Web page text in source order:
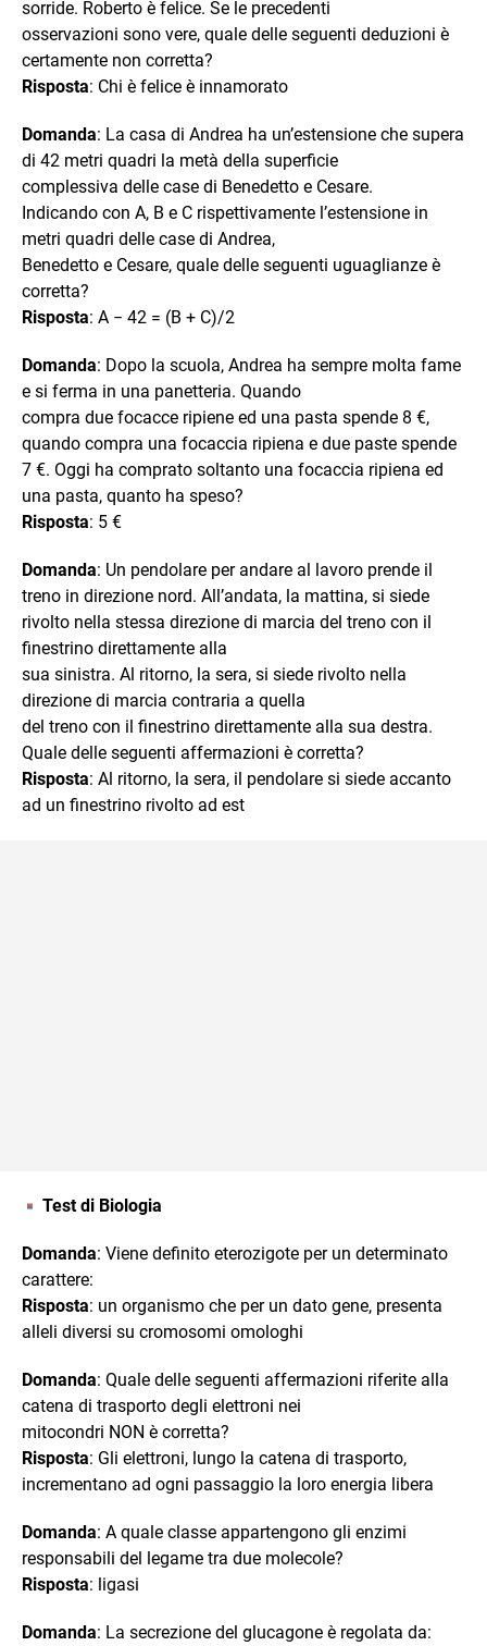
sorride. Roberto è felice. Se le precedenti
osservazioni sono vere, quale delle seguenti deduzioni è
certamente non corretta?
Risposta: Chi è felice è innamorato
Domanda: La casa di Andrea ha un’estensione che supera
di 42 metri quadri la metà della superficie
complessiva delle case di Benedetto e Cesare.
Indicando con A, B e C rispettivamente l’estensione in
metri quadri delle case di Andrea,
Benedetto e Cesare, quale delle seguenti uguaglianze è
corretta?
Risposta: A − 42 = (B + C)/2
Domanda: Dopo la scuola, Andrea ha sempre molta fame
e si ferma in una panetteria. Quando
compra due focacce ripiene ed una pasta spende 8 €,
quando compra una focaccia ripiena e due paste spende
7 €. Oggi ha comprato soltanto una focaccia ripiena ed
una pasta, quanto ha speso?
Risposta: 5 €
Domanda: Un pendolare per andare al lavoro prende il
treno in direzione nord. All’andata, la mattina, si siede
rivolto nella stessa direzione di marcia del treno con il
finestrino direttamente alla
sua sinistra. Al ritorno, la sera, si siede rivolto nella
direzione di marcia contraria a quella
del treno con il finestrino direttamente alla sua destra.
Quale delle seguenti affermazioni è corretta?
Risposta: Al ritorno, la sera, il pendolare si siede accanto
ad un finestrino rivolto ad est
Test di Biologia
Domanda: Viene definito eterozigote per un determinato
carattere:
Risposta: un organismo che per un dato gene, presenta
alleli diversi su cromosomi omologhi
Domanda: Quale delle seguenti affermazioni riferite alla
catena di trasporto degli elettroni nei
mitocondri NON è corretta?
Risposta: Gli elettroni, lungo la catena di trasporto,
incrementano ad ogni passaggio la loro energia libera
Domanda: A quale classe appartengono gli enzimi
responsabili del legame tra due molecole?
Risposta: ligasi
Domanda: La secrezione del glucagone è regolata da: